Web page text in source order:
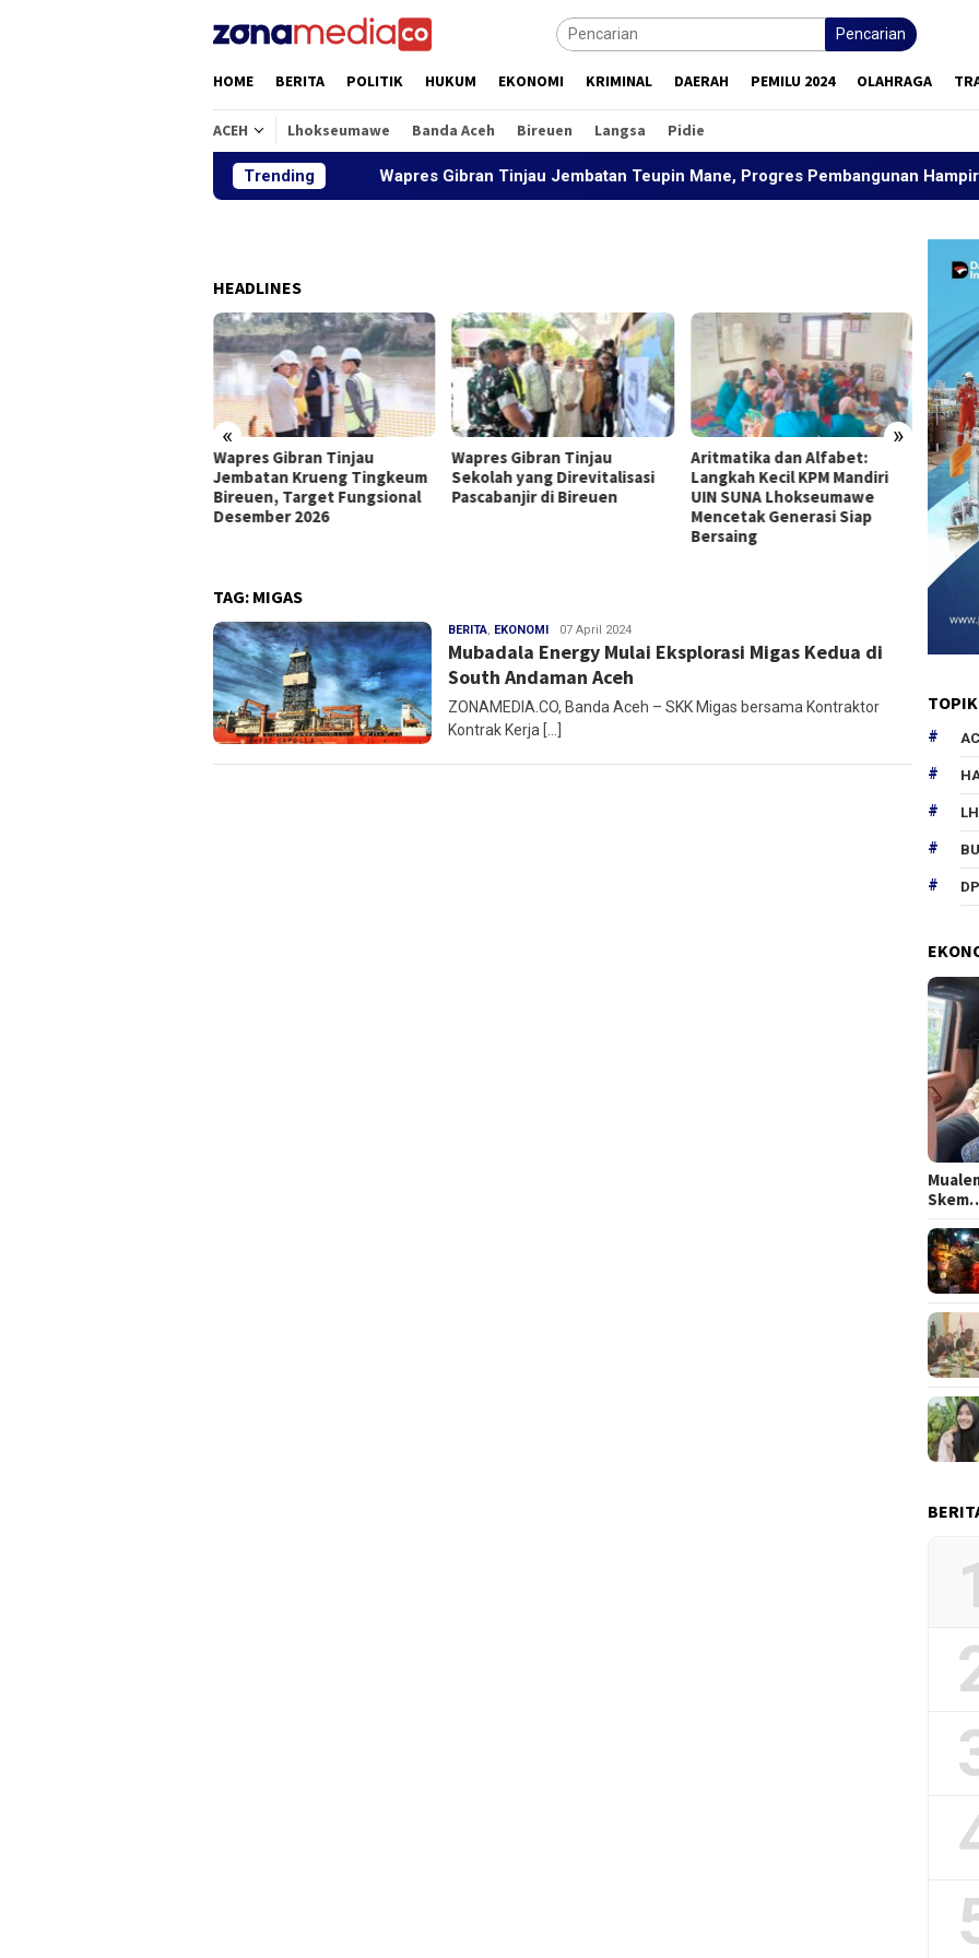
Pencarian
HOME BERITA POLITIK HUKUM EKONOMI KRIMINAL DAERAH PEMILU 2024 OLAHRAGA
ACEH Lhokseumawe Banda Aceh Bireuen Langsa Pidie
TrendingWapres Gibran Tinjau Jembatan Teupin Mane, Progres Pembangunan Hampir 40
HEADLINES
« »
Wapres Gibran Tinjau
Jembatan Krueng Tingkeum
Bireuen, Target Fungsional
Desember 2026
Wapres Gibran Tinjau
Sekolah yang Direvitalisasi
Pascabanjir di Bireuen
Aritmatika dan Alfabet:
Langkah Kecil KPM Mandiri
UIN SUNA Lhokseumawe
Mencetak Generasi Siap
Bersaing
TAG: MIGAS
BERITA, EKONOMI Redaksi
07 April 2024
Mubadala Energy Mulai Eksplorasi Migas Kedua di
South Andaman Aceh
ZONAMEDIA.CO, Banda Aceh – SKK Migas bersama Kontraktor
Kontrak Kerja […]